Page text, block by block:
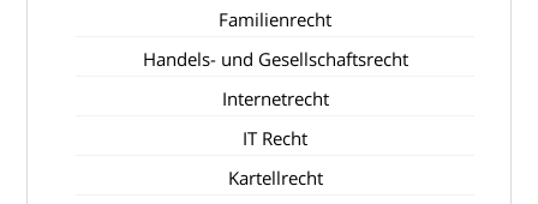
Familienrecht
Handels- und Gesellschaftsrecht
Internetrecht
IT Recht
Kartellrecht